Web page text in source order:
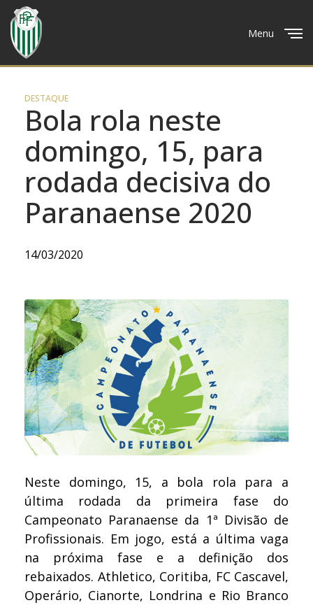
Menu
DESTAQUE
Bola rola neste
domingo, 15, para
rodada decisiva do
Paranaense 2020
14/03/2020
Neste domingo, 15, a bola rola para a
última rodada da primeira fase do
Campeonato Paranaense da 1ª Divisão de
Profissionais. Em jogo, está a última vaga
na próxima fase e a definição dos
rebaixados. Athletico, Coritiba, FC Cascavel,
Operário, Cianorte, Londrina e Rio Branco